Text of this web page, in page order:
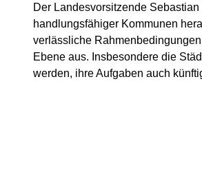
Der Landesvorsitzende
handlungsfähiger Kommunen
verlässliche
Ebene aus. Insbesondere die
werden, ihre Aufgaben auch